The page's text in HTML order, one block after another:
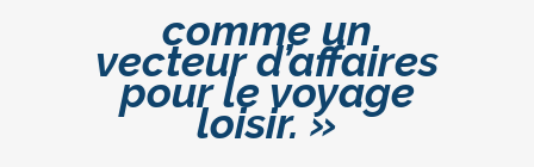
comme un
vecteur d’affaires
pour le voyage
loisir. »